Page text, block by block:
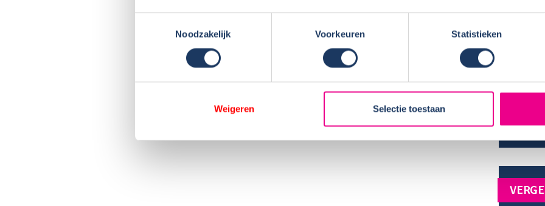
Noodzakelijk
Voorkeuren Statistieken
Weigeren Selectie toestaan
Warm
Inh.
TV:
Zonne